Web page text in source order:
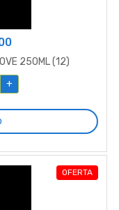
250ML (12)
+
OFERTA